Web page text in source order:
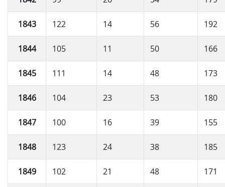
1843 122 14 56 192
1844 105 11 50 166
1845 111 14 48 173
1846 104 23 53 180
1847 100 16 39 155
1848 123 24 38 185
1849 102 21 48 171